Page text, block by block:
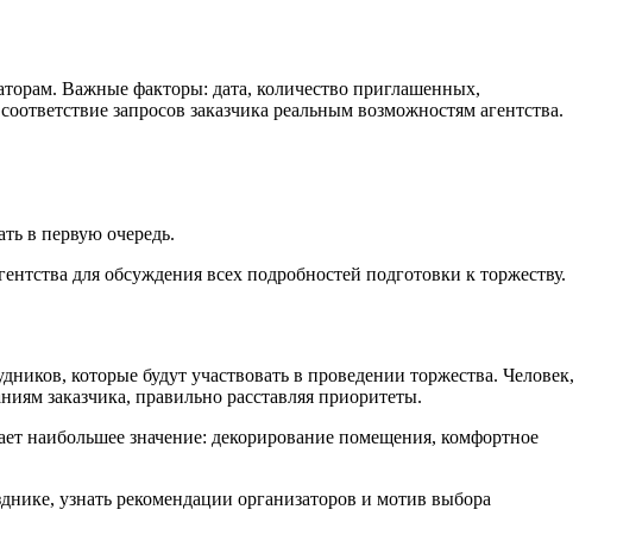
Важные факторы: дата, количество приглашенных,
запросов заказчика реальным возможностям агентства.
в первую очередь.
для обсуждения всех подробностей подготовки к торжеству.
которые будут участвовать в проведении торжества. Человек,
заказчика, правильно расставляя приоритеты.
наибольшее значение: декорирование помещения, комфортное
узнать рекомендации организаторов и мотив выбора